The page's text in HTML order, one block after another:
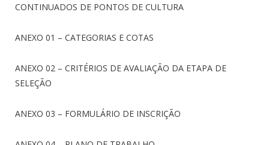
CONTINUADOS DE PONTOS DE CULTURA
ANEXO 01 – CATEGORIAS E COTAS
ANEXO 02 – CRITÉRIOS DE AVALIAÇÃO DA ETAPA DE
SELEÇÃO
ANEXO 03 – FORMULÁRIO DE INSCRIÇÃO